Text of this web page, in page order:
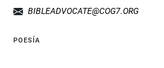
BIBLEADVOCATE@COG7.ORG
POESÍA